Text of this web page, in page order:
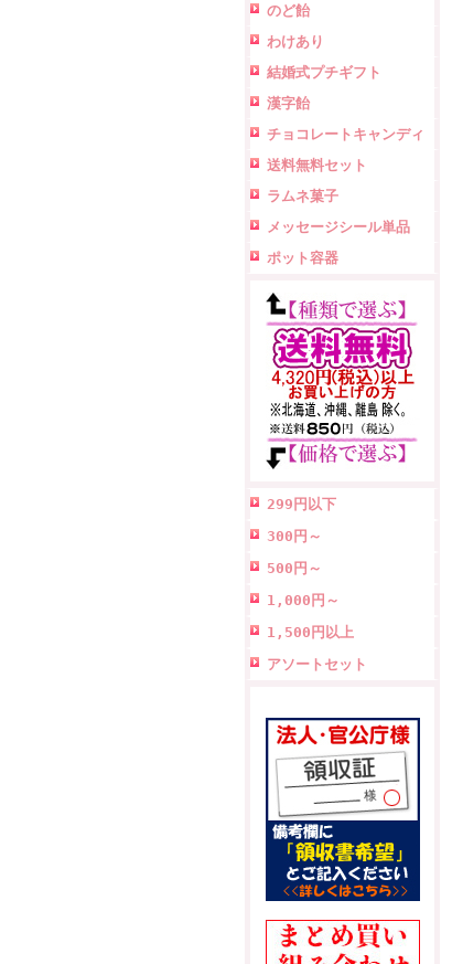
のど飴
わけあり
結婚式プチギフト
漢字飴
チョコレートキャンディ
送料無料セット
ラムネ菓子
メッセージシール単品
ポット容器
299円以下
300円～
500円～
1,000円～
1,500円以上
アソートセット